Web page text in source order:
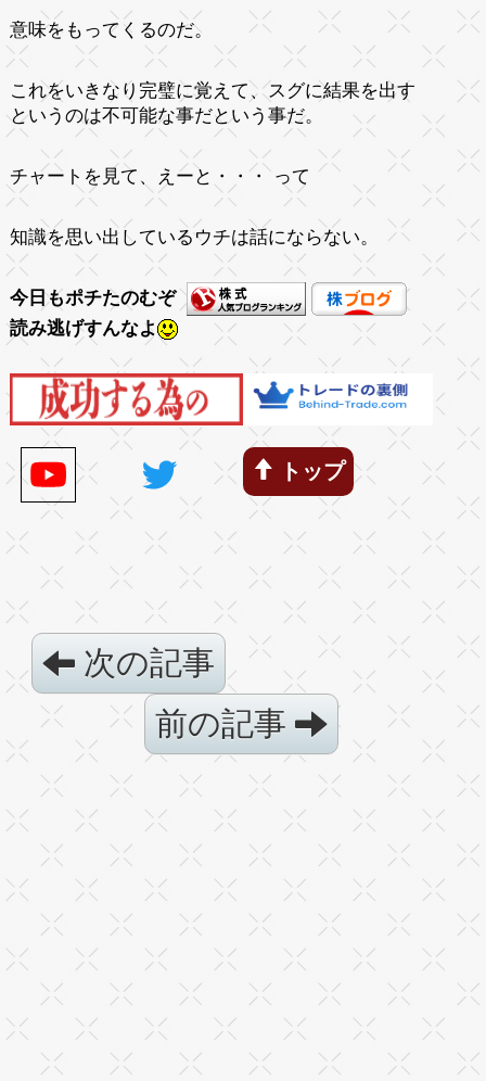
意味をもってくるのだ。
これをいきなり完璧に覚えて、スグに結果を出す
というのは不可能な事だという事だ。
チャートを見て、えーと・・・ って
知識を思い出しているウチは話にならない。
今日もポチたのむぞ
読み逃げすんなよ
トップ
次の記事
前の記事